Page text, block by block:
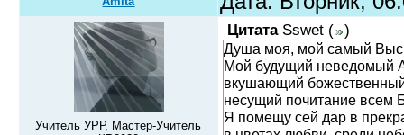
Учитель УРР, Мастер-Учитель
Цитата Sswet ( )
Душа моя, мой самый
Мой будущий неведомый
вкушающий
несущий почитание всем
Я помещу сей дар в